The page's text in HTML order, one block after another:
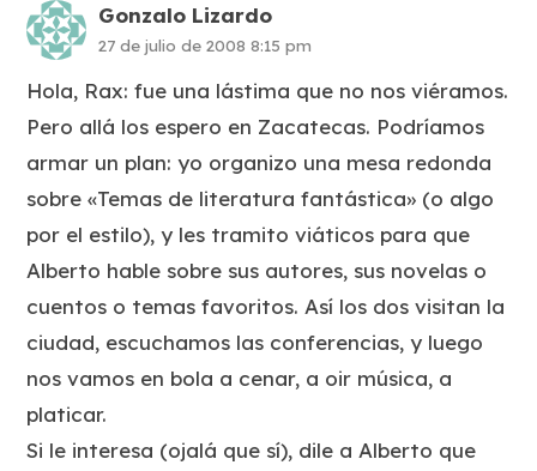
Gonzalo Lizardo
27 de julio de 2008 8:15 pm
Hola, Rax: fue una lástima que no nos viéramos.
Pero allá los espero en Zacatecas. Podríamos
armar un plan: yo organizo una mesa redonda
sobre «Temas de literatura fantástica» (o algo
por el estilo), y les tramito viáticos para que
Alberto hable sobre sus autores, sus novelas o
cuentos o temas favoritos. Así los dos visitan la
ciudad, escuchamos las conferencias, y luego
nos vamos en bola a cenar, a oir música, a
platicar.
Si le interesa (ojalá que sí), dile a Alberto que